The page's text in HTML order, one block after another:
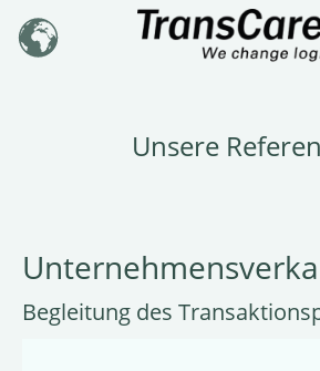
Unsere
Begleitung des